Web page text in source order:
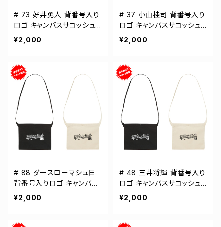
# 73 好井勇人 背番号入り
ロゴ キャンバスサコッシュ
選手還元 2カラー 001461
¥2,000
# 37 小山桂司 背番号入り
ロゴ キャンバスサコッシュ
選手還元 2カラー 001461
¥2,000
# 88 ダースローマシュ匡
背番号入りロゴ キャンバス
サコッシュ 選手還元 2カラ
ー 001461
¥2,000
# 48 三井将輝 背番号入り
ロゴ キャンバスサコッシュ
選手還元 2カラー 001461
¥2,000